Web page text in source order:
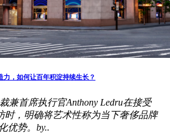
，如何让百年积淀持续生长？
兼首席执行官Anthony Ledru在接受
时，明确将艺术性称为当下奢侈品牌
优势。by..